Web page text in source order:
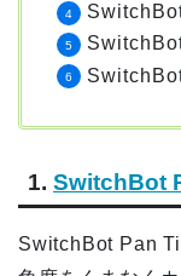
1. SwitchBot
SwitchBot Pan